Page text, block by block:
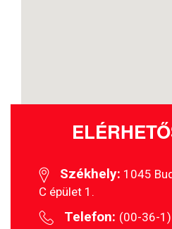
Székhely: 1045
C épület 1.
Telefon: (00-36-